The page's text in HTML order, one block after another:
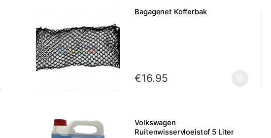
Bagagenet Kofferbak
€16.95
Volkswagen
Ruitenwisservloeistof 5 Liter